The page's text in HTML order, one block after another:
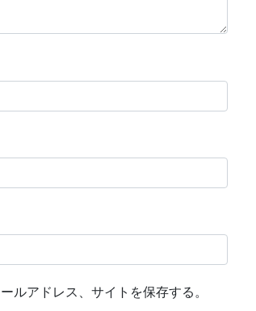
ルアドレス、サイトを保存する。